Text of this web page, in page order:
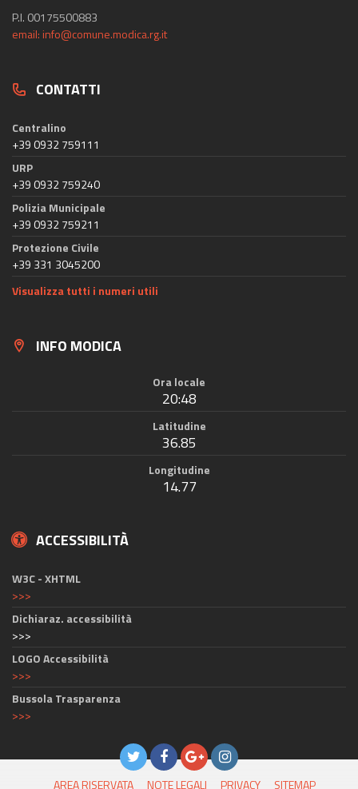
P.I. 00175500883
email: info@comune.modica.rg.it
CONTATTI
Centralino
+39 0932 759111
URP
+39 0932 759240
Polizia Municipale
+39 0932 759211
Protezione Civile
+39 331 3045200
Visualizza tutti i numeri utili
INFO MODICA
Ora locale
20:48
Latitudine
36.85
Longitudine
14.77
ACCESSIBILITÀ
W3C - XHTML
>>>
Dichiaraz. accessibilità
>>>
LOGO Accessibilità
>>>
Bussola Trasparenza
>>>
AREA RISERVATA NOTE LEGALI PRIVACY SITEMAP